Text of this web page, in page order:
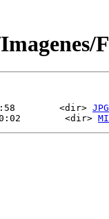
<dir> JPG
<dir>